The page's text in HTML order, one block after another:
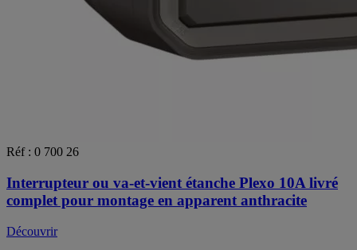
Réf : 0 700 26
Interrupteur ou va-et-vient étanche Plexo 10A livré
complet pour montage en apparent anthracite
Découvrir